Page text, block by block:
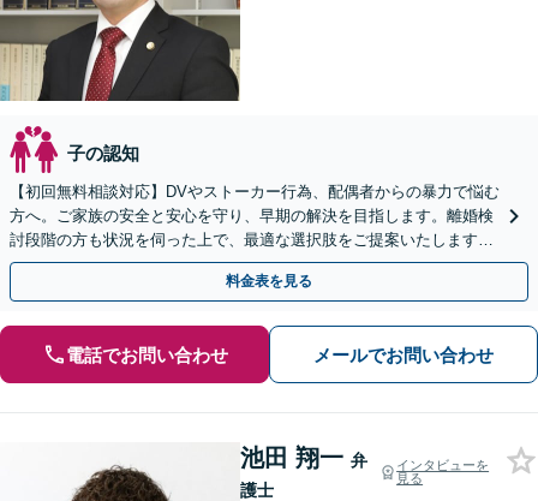
子の認知
【初回無料相談対応】DVやストーカー行為、配偶者からの暴力で悩む
方へ。ご家族の安全と安心を守り、早期の解決を目指します。離婚検
討段階の方も状況を伺った上で、最適な選択肢をご提案いたします
【完全個室で相談可】【東室蘭駅1分】
料金表を見る
電話でお問い合わせ メールでお問い合わせ
池田 翔一 弁
護士
インタビューを
見る